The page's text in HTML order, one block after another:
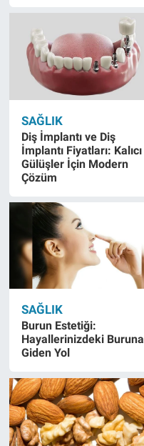
SAĞLIK
Diş İmplantı ve Diş
İmplantı Fiyatları: Kalıcı
Gülüşler İçin Modern
Çözüm
SAĞLIK
Burun Estetiği:
Hayallerinizdeki Buruna
Giden Yol